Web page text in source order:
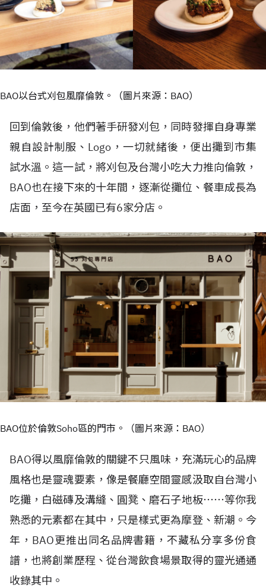
BAO以台式刈包風靡倫敦。（圖片來源：BAO）
回到倫敦後，他們著手研發刈包，同時發揮自身專業
親自設計制服、Logo，一切就緒後，便出攤到市集
試水溫。這一試，將刈包及台灣小吃大力推向倫敦，
BAO也在接下來的十年間，逐漸從攤位、餐車成長為
店面，至今在英國已有6家分店。
BAO位於倫敦Soho區的門市。（圖片來源：BAO）
BAO得以風靡倫敦的關鍵不只風味，充滿玩心的品牌
風格也是靈魂要素，像是餐廳空間靈感汲取自台灣小
吃攤，白磁磚及溝縫、圓凳、磨石子地板⋯⋯等你我
熟悉的元素都在其中，只是樣式更為摩登、新潮。今
年，BAO更推出同名品牌書籍，不藏私分享多份食
譜，也將創業歷程、從台灣飲食場景取得的靈光通通
收錄其中。